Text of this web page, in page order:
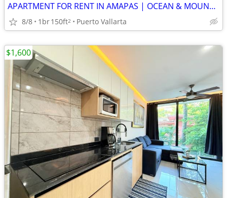
APARTMENT FOR RENT IN AMAPAS | OCEAN & MOUNTAIN VIEWS
8/8 1br150ft2 Puerto Vallarta
$1,600